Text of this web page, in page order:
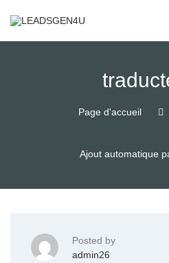
Page d'accueil
Ajout automatique
Posted by
admin26